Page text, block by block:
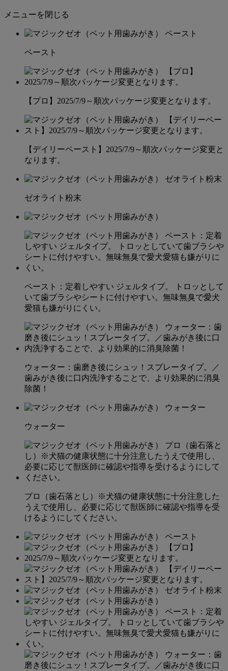
メニューを閉じる
ペースト
【プロ】2025/7/9～順次パッケージ変更となります。
【デイリーペースト】2025/7/9～順次パッケージ変更と
なります。
ゼオライト粉末
ペースト：定着しやすい ジェルタイプ。 トロッとして
いて歯ブラシやシートに付けやすい。無味無臭で愛犬
愛猫も嫌がりにくい。
ウォーター：歯磨き後にシュッ！スプレータイプ。／
歯みがき後に口内洗浄することで、より効果的に消臭
除菌！
ウォーター
プロ（歯石落とし）※犬猫の健康状態に十分注意した
うえで使用し、必要に応じて獣医師に確認や指導を受
けるようにしてください。